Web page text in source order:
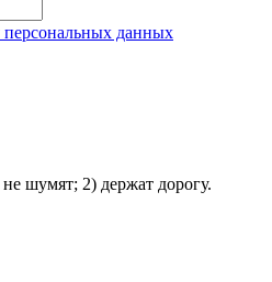
персональных данных
шумят; 2) держат дорогу.